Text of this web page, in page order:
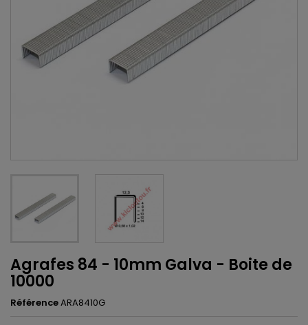
Agrafes 84 - 10mm Galva - Boite de
10000
RéférenceARA8410G